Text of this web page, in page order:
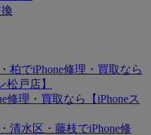
柏でiPhone修理・買取なら
松戸店】
修理・買取なら【iPhoneス
清水区・藤枝でiPhone修